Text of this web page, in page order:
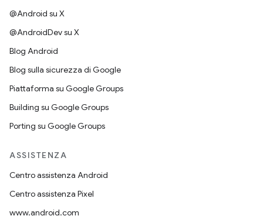
@Android su X
@AndroidDev su X
Blog Android
Blog sulla sicurezza di Google
Piattaforma su Google Groups
Building su Google Groups
Porting su Google Groups
ASSISTENZA
Centro assistenza Android
Centro assistenza Pixel
www.android.com